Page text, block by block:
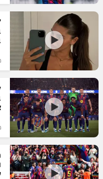
מדיניות פרטיות
תקנון פעילות ספורט 1
רשיון להקרנה פומבית
הצטרפות לחבילת
לוח דרושים – ג'ובנט
תגיות
המגזין
אומנויות לחימה
גיימינג E-Sports